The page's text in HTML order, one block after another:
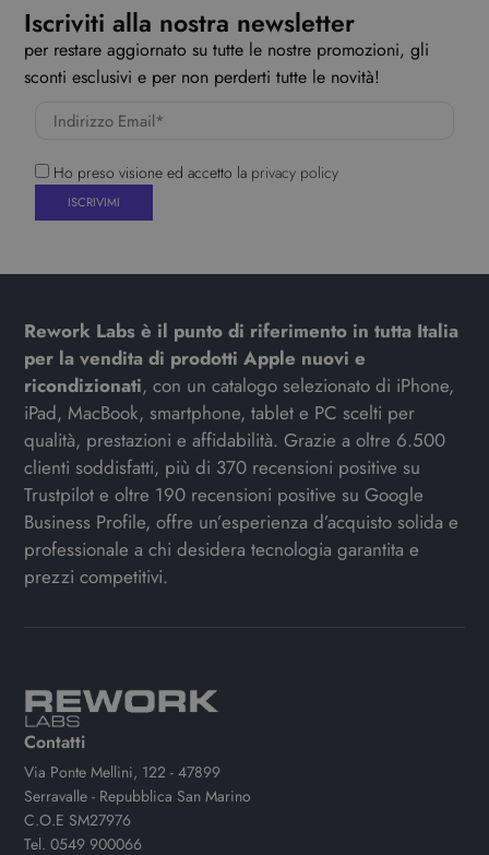
Iscriviti alla nostra newsletter
per restare aggiornato su tutte le nostre promozioni, gli
sconti esclusivi e per non perderti tutte le novità!
Ho preso visione ed accetto la privacy policy
Rework Labs è il punto di riferimento in tutta Italia
per la vendita di prodotti Apple nuovi e
ricondizionati, con un catalogo selezionato di iPhone,
iPad, MacBook, smartphone, tablet e PC scelti per
qualità, prestazioni e affidabilità. Grazie a oltre 6.500
clienti soddisfatti, più di 370 recensioni positive su
Trustpilot e oltre 190 recensioni positive su Google
Business Profile, offre un’esperienza d’acquisto solida e
professionale a chi desidera tecnologia garantita e
prezzi competitivi.
Contatti
Via Ponte Mellini, 122 - 47899
Serravalle - Repubblica San Marino
C.O.E SM27976
Tel.0549 900066